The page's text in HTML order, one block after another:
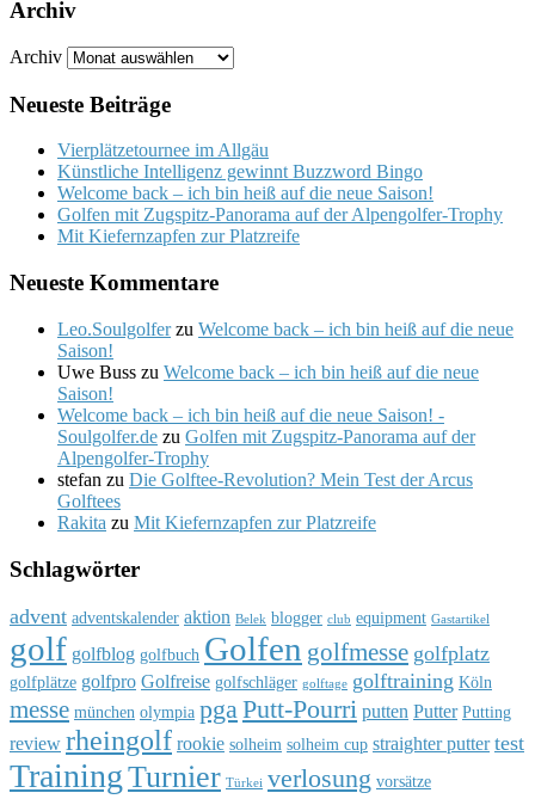
Archiv
Archiv
Neueste Beiträge
Vierplätzetournee im Allgäu
Künstliche Intelligenz gewinnt Buzzword Bingo
Welcome back – ich bin heiß auf die neue Saison!
Golfen mit Zugspitz-Panorama auf der Alpengolfer-Trophy
Mit Kiefernzapfen zur Platzreife
Neueste Kommentare
Leo.Soulgolferzu Welcome back – ich bin heiß auf die neue
Saison!
Uwe Buss zu Welcome back – ich bin heiß auf die neue
Saison!
Welcome back – ich bin heiß auf die neue Saison! -
Soulgolfer.de zu Golfen mit Zugspitz-Panorama auf der
Alpengolfer-Trophy
stefan zu Die Golftee-Revolution? Mein Test der Arcus
Golftees
Rakita zu Mit Kiefernzapfen zur Platzreife
Schlagwörter
advent adventskalender aktion Belek blogger club equipment Gastartikel
golf golfblog golfbuch Golfen golfmesse golfplatz
golfplätze golfpro Golfreise golfschläger golftage golftraining Köln
messe münchen olympia pgaPutt-Pourri putten Putter Putting
review rheingolf rookie solheim solheim cup straighter putter test
TrainingTurnier Türkei verlosung vorsätze